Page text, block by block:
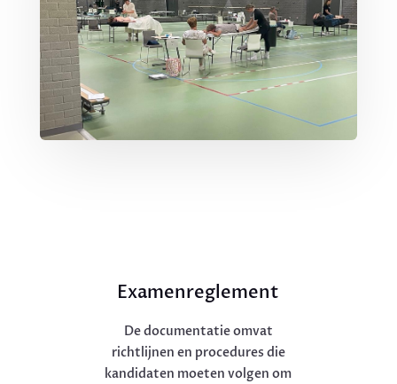
Examenreglement
De documentatie omvat
richtlijnen en procedures die
kandidaten moeten volgen om